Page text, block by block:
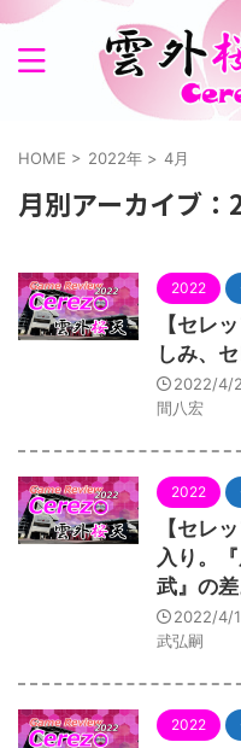
HOME > 2022年 > 4月
月別アーカイブ
2022
【セレ
しみ、
2022/4/
間八宏
2022
【セレ
入り。
武』の差
2022/4/
武弘嗣
2022